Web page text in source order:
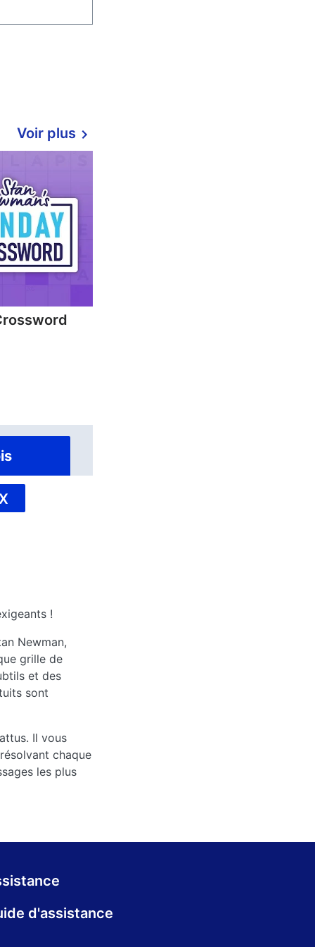
Voir plus
!
Newman,
grille de
et des
sont
Il vous
chaque
les plus
d'assistance